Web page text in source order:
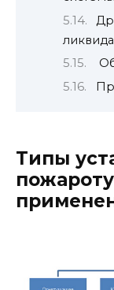
Типы